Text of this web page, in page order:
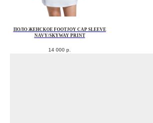
ПОЛО ЖЕНСКОЕ FOOTJOY CAP SLEEVE
NAVY/SKYWAY PRINT
14 000 р.